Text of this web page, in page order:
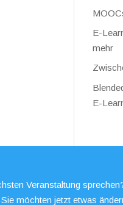
E-
mehr
E-
Veranstaltung
möchten jetzt etwas